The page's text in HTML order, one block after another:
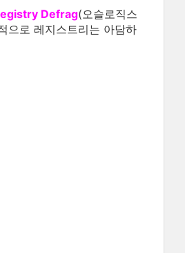
Defrag(오슬로직스
으로 레지스트리는 아담하